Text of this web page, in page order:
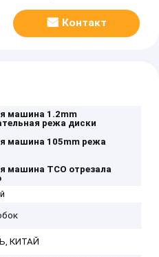
Контакт
машина 1.2mm
режа диски
машина 105mm режа
машина TCO отрезала
КИТАЙ